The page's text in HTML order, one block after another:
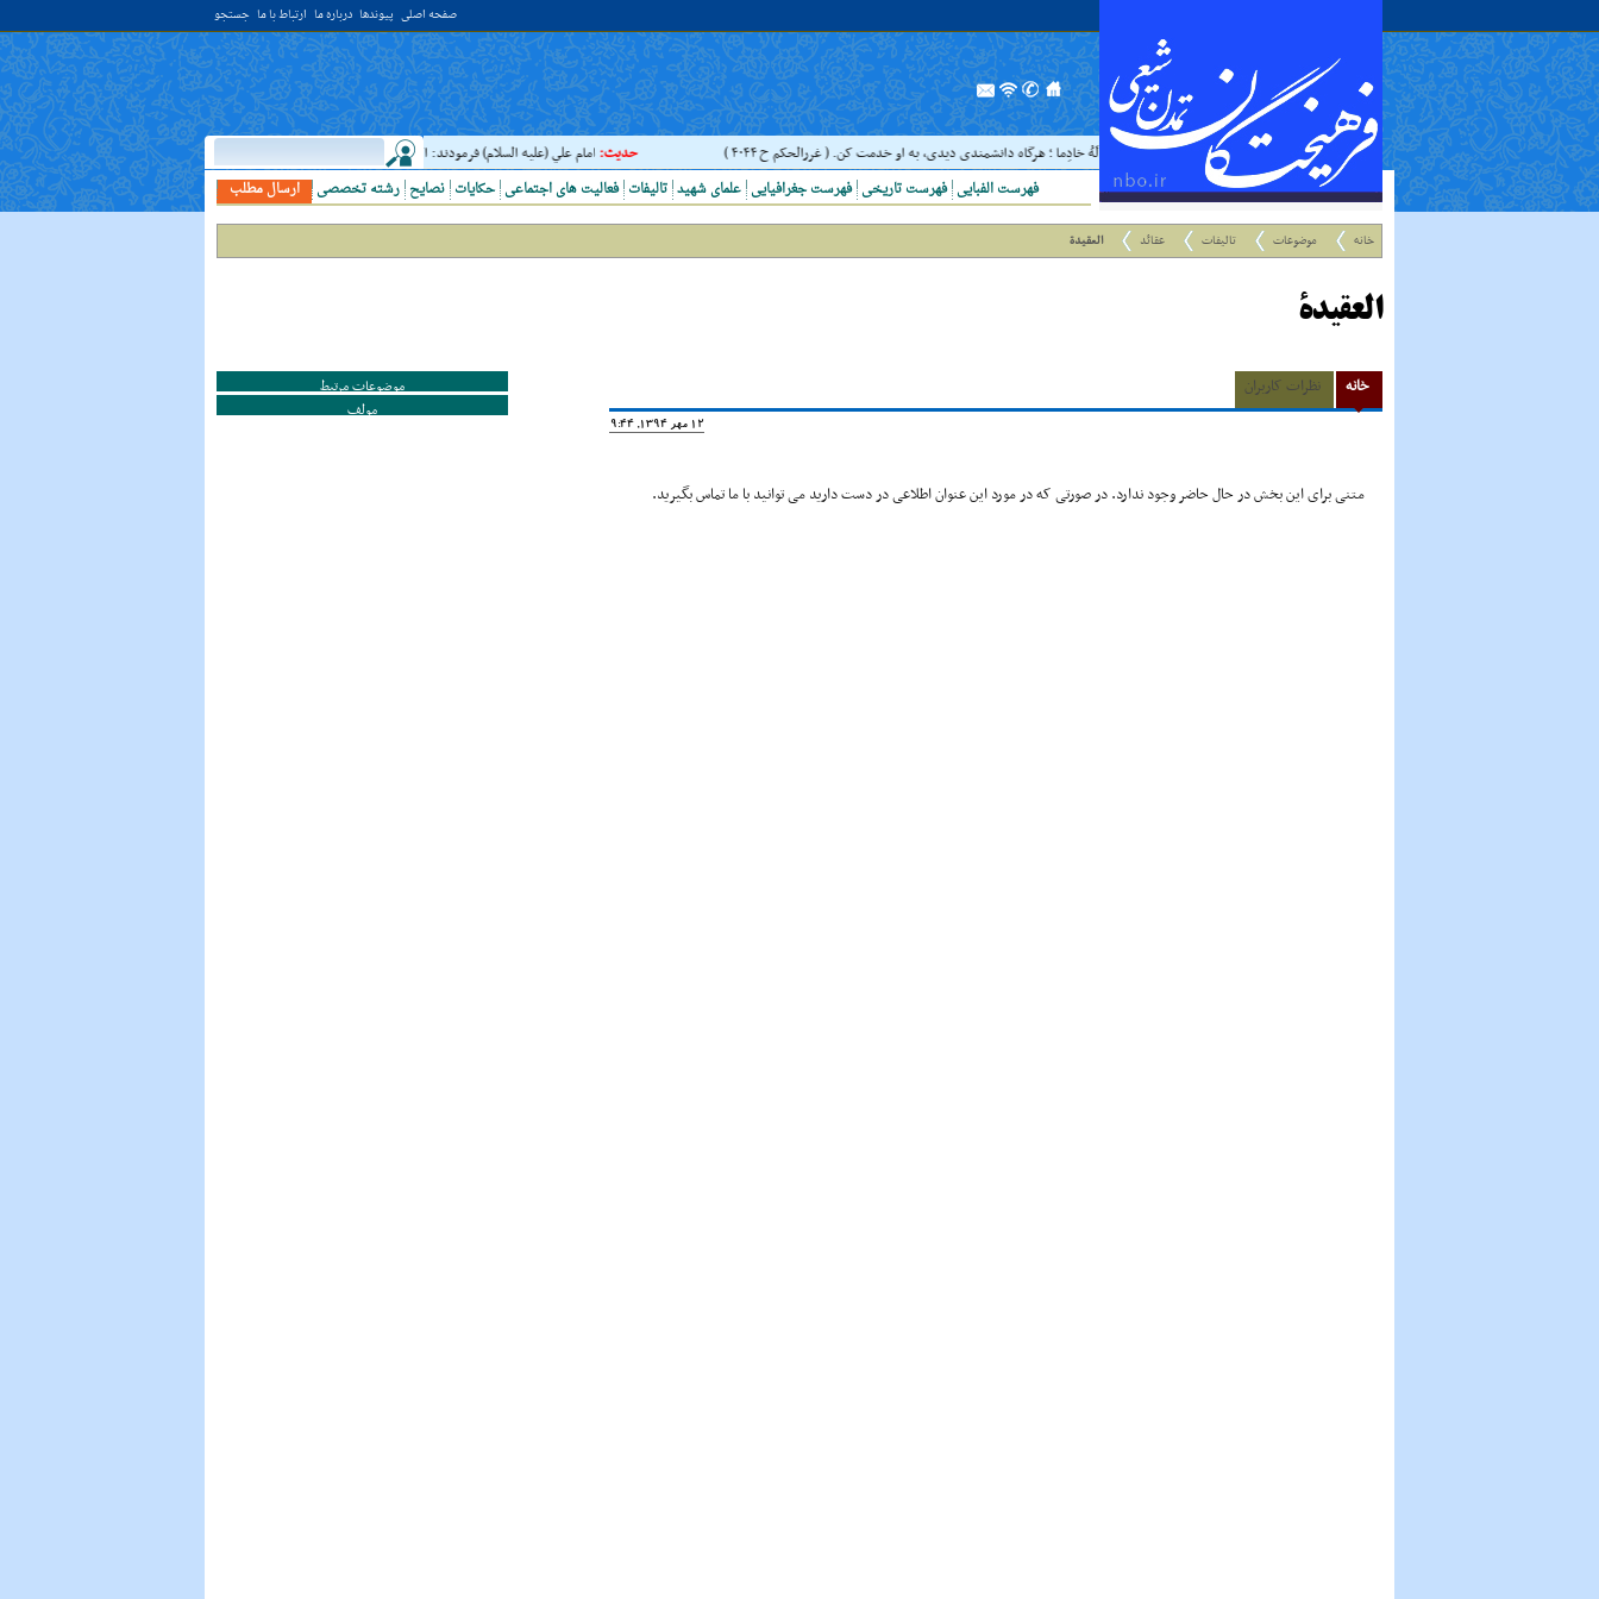
صفحه اصلی پیوندها درباره ما ارتباط با ما جستجو
حدیث: امام علي عليه السلام فرمودند : إذا رَأيتَ عالِما فَکُن لَهُ خادِما ؛ هرگاه دانشمندى ديدى، به او خدمت کن. ( غررالحکم ح ۴۰۴۴ ) حدیث:امام علي (عليه السلام) فرمودند: النَّظرُ إلي العَالِم أحبُّ إلَي الله مِن اعتکافِ سَنَهٍ فِي البَيت الحَرام؛ نگاه
ارسال مطلب
رشته تخصصی نصایح حکایات فعالیت های اجتماعی تالیفات علمای شهید فهرست جغرافیایی فهرست تاریخی فهرست الفبایی
خانه موضوعات تالیفات عقائد العقیدة
العقیدة
خانه نظرات کاربران
12 مهر 1394, 19:44
متنی برای این بخش در حال حاضر وجود ندارد. در صورتی که در مورد این عنوان اطلاعی در دست دارید می توانید با ما تماس بگیرید.
موضوعات مرتبط
مولف